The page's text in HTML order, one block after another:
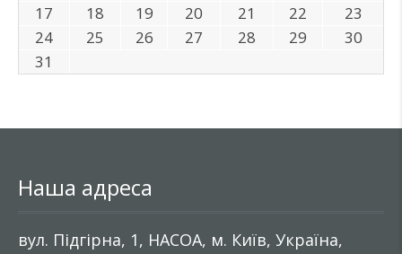
17
18 19 20 21 22
23
24
25 26 27 28 29
30
31
Наша адреса
вул. Підгірна, 1, НАСОА, м. Київ, Україна,